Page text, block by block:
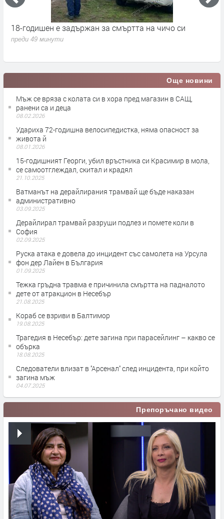
18-годишен е задържан за смъртта на чичо си
преди 49 минути
Още новини
Мъж се вряза с колата си в хора пред магазин в САЩ,
ранени са и деца
08.02.2026
Удариха 72-годишна велосипедистка, няма опасност за
живота й
08.01.2026
15-годишният Георги, убил връстника си Красимир в мола,
се самоотглеждал, скитал и крадял
21.10.2025
Ватманът на дерайлирания трамвай ще бъде наказан
административно
03.09.2025
Дерайлирал трамвай разруши подлез и помете коли в
София
02.09.2025
Руска атака е довела до инцидент със самолета на Урсула
фон дер Лайен в България
01.09.2025
Тежка гръдна травма е причинила смъртта на падналото
дете от атракцион в Несебър
21.08.2025
Кораб се взриви в Балтимор
19.08.2025
Трагедия в Несебър: дете загина при парасейлинг – какво се
обърка
18.08.2025
Следователи влизат в ''Арсенал'' след инцидента, при който
загина мъж
04.07.2025
Препоръчано видео